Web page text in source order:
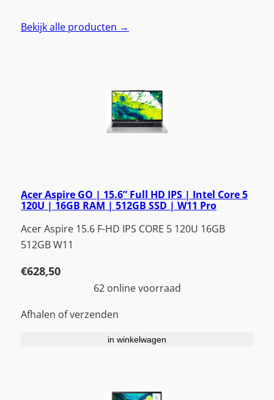
Bekijk alle producten →
Acer Aspire GO | 15.6” Full HD IPS | Intel Core 5
120U | 16GB RAM | 512GB SSD | W11 Pro
Acer Aspire 15.6 F-HD IPS CORE 5 120U 16GB
512GB W11
€628,50
62 online voorraad
Afhalen of verzenden
in winkelwagen